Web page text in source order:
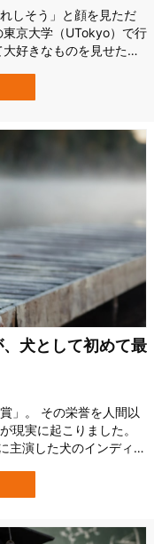
しそう」と顔を見ただ
京大学（UTokyo）で行
好きなものを見せたと
「耳キュッ（耳が内側
に増えることが判明しま
犬として初めて最
」。 その栄誉を人間以
現実に起こりました。
主演した犬のインディ
技賞を受賞した史上初
演した犬のインディ、最